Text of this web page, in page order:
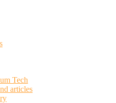
Tech
articles